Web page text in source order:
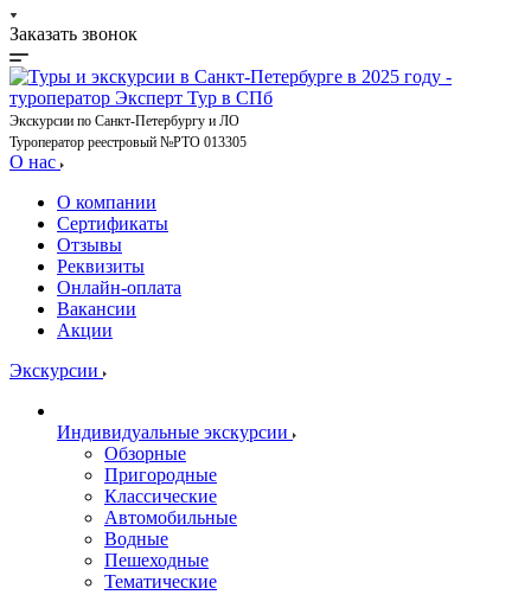
Заказать звонок
Экскурсии по Санкт-Петербургу и ЛО
Туроператор реестровый №РТО 013305
О нас
О компании
Сертификаты
Отзывы
Реквизиты
Онлайн-оплата
Вакансии
Акции
Экскурсии
Индивидуальные экскурсии
Обзорные
Пригородные
Классические
Автомобильные
Водные
Пешеходные
Тематические